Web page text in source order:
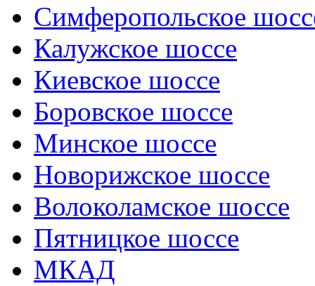
Симферопольское
Калужское шоссе
Киевское шоссе
Боровское шоссе
Минское шоссе
Новорижское шоссе
Волоколамское шоссе
Пятницкое шоссе
МКАД